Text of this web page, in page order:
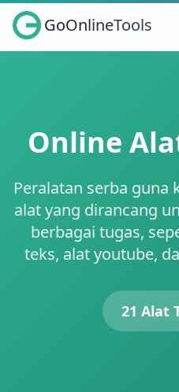
GoOnlineTools
Online
Peralatan serba guna
alat yang dirancang
berbagai tugas,
teks, alat youtube,
21 Alat